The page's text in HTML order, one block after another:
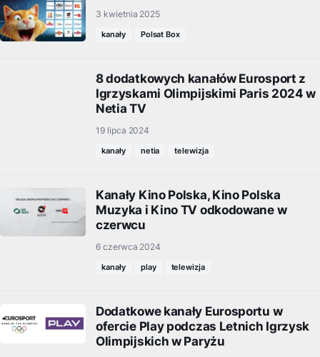
3 kwietnia 2025
kanały Polsat Box
8 dodatkowych kanałów Eurosport z
Igrzyskami Olimpijskimi Paris 2024 w
Netia TV
19 lipca 2024
kanały netia telewizja
Kanały Kino Polska, Kino Polska
Muzyka i Kino TV odkodowane w
czerwcu
6 czerwca 2024
kanały play telewizja
Dodatkowe kanały Eurosportu w
ofercie Play podczas Letnich Igrzysk
Olimpijskich w Paryżu